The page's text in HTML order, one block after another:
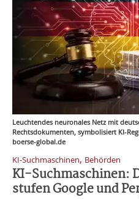
Leuchtendes neuronales Netz mit
Rechtsdokumenten, symbolisiert KI-
boerse-global.de
KI-Suchmaschinen, Behörden
KI-Suchmaschinen:
stufen Google und